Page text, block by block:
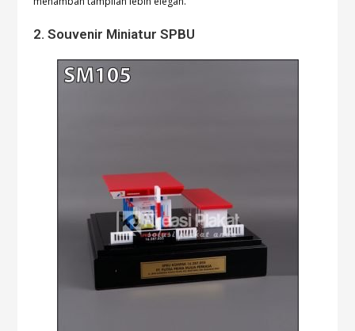
2. Souvenir Miniatur SPBU